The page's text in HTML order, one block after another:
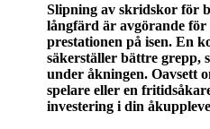
Slipning av skridskor för
långfärd är avgörande för
prestationen på isen. En
säkerställer bättre grepp,
under åkningen. Oavsett
spelare eller en
investering i din